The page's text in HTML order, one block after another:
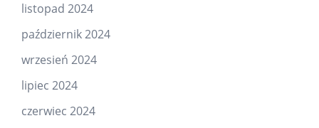
listopad 2024
październik 2024
wrzesień 2024
lipiec 2024
czerwiec 2024